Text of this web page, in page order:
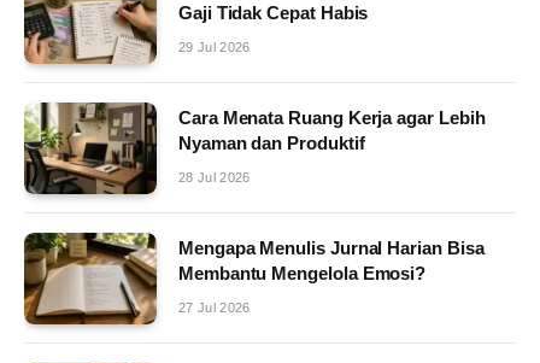
Gaji Tidak Cepat Habis
29 Jul 2026
Cara Menata Ruang Kerja agar Lebih
Nyaman dan Produktif
28 Jul 2026
Mengapa Menulis Jurnal Harian Bisa
Membantu Mengelola Emosi?
27 Jul 2026